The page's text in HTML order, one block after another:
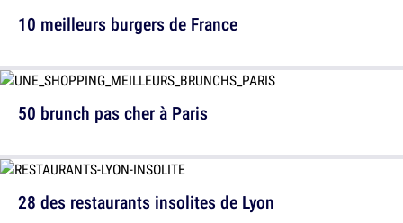
50 brunch pas cher à Paris
10 meilleurs burgers de France
28 des restaurants insolites de Lyon